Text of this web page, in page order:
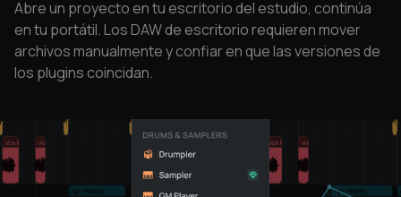
Abre un proyecto en tu escritorio del estudio, continúa
en tu portátil. Los DAW de escritorio requieren mover
archivos manualmente y confiar en que las versiones de
los plugins coincidan.